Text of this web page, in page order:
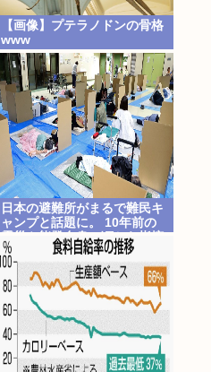
【画像】プテラノドンの骨格
www
日本の避難所がまるで難民キ
ャンプと話題に。 10年前の
震災や能登自身の頃から指摘
されてたのになぜ改善されな
いのか？